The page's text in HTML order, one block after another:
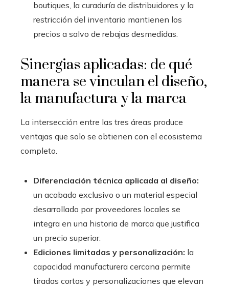
boutiques, la curaduría de distribuidores y la
restricción del inventario mantienen los
precios a salvo de rebajas desmedidas.
Sinergias aplicadas: de qué
manera se vinculan el diseño,
la manufactura y la marca
La intersección entre las tres áreas produce
ventajas que solo se obtienen con el ecosistema
completo.
Diferenciación técnica aplicada al diseño:
un acabado exclusivo o un material especial
desarrollado por proveedores locales se
integra en una historia de marca que justifica
un precio superior.
Ediciones limitadas y personalización: la
capacidad manufacturera cercana permite
tiradas cortas y personalizaciones que elevan